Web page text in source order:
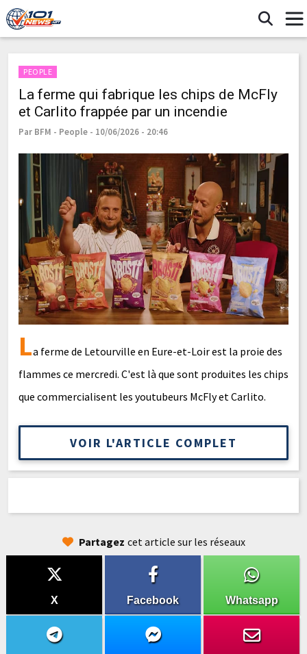
PEOPLE
La ferme qui fabrique les chips de McFly
et Carlito frappée par un incendie
Par BFM - People - 10/06/2026 - 20:46
La ferme de Letourville en Eure-et-Loir est la proie des
flammes ce mercredi. C'est là que sont produites les chips
que commercialisent les youtubeurs McFly et Carlito.
VOIR L'ARTICLE COMPLET
Partagez cet article sur les réseaux
X Facebook Whatsapp